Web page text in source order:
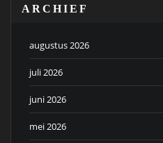
ARCHIEF
augustus 2026
juli 2026
juni 2026
mei 2026